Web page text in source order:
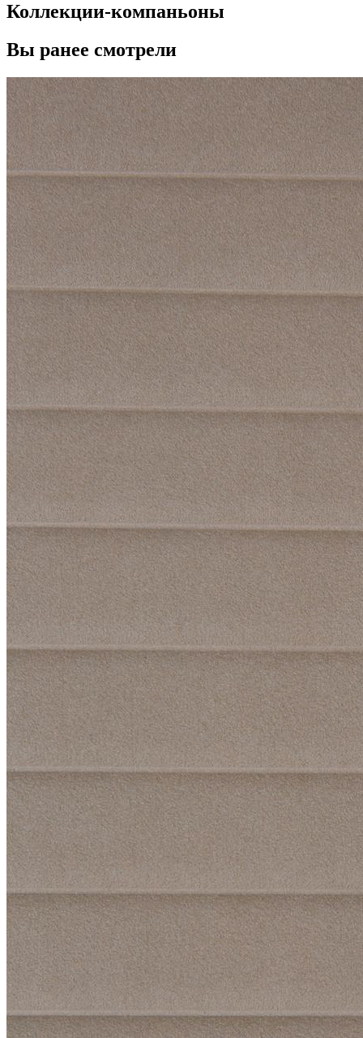
Коллекции-компаньоны
Вы ранее смотрели